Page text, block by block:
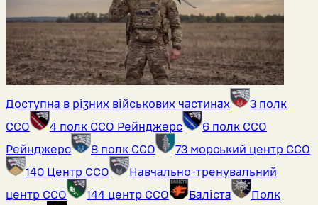
Доступна в різних військових частинах
3 полк
ССО
4 полк ССО Рейнджерс
6 полк ССО
Рейнджерс
8 полк ССО
73 морський центр ССО
140 Центр ССО
Навчально-тренувальний
центр ССО
144 центр ССО Баліста
Полк